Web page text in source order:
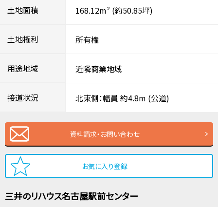
土地面積 168.12m² (約50.85坪)
土地権利 所有権
用途地域 近隣商業地域
接道状況 北東側：幅員 約4.8m (公道)
資料請求・お問い合わせ
お気に入り登録
三井のリハウス名古屋駅前センター